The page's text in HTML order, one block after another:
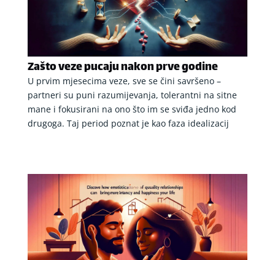
Zašto veze pucaju nakon prve godine
U prvim mjesecima veze, sve se čini savršeno –
partneri su puni razumijevanja, tolerantni na sitne
mane i fokusirani na ono što im se sviđa jedno kod
drugoga. Taj period poznat je kao faza idealizacij